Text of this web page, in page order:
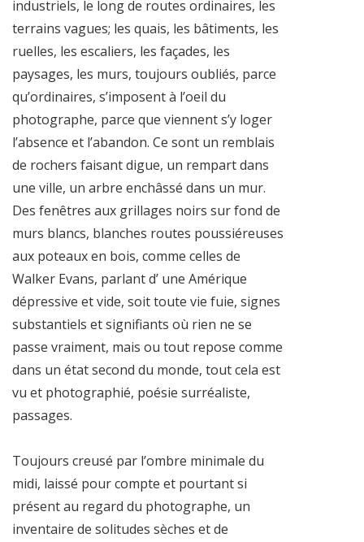
industriels, le long de routes ordinaires, les
terrains vagues; les quais, les bâtiments, les
ruelles, les escaliers, les façades, les
paysages, les murs, toujours oubliés, parce
qu’ordinaires, s’imposent à l’oeil du
photographe, parce que viennent s’y loger
l’absence et l’abandon. Ce sont un remblais
de rochers faisant digue, un rempart dans
une ville, un arbre enchâssé dans un mur.
Des fenêtres aux grillages noirs sur fond de
murs blancs, blanches routes poussiéreuses
aux poteaux en bois, comme celles de
Walker Evans, parlant d’ une Amérique
dépressive et vide, soit toute vie fuie, signes
substantiels et signifiants où rien ne se
passe vraiment, mais ou tout repose comme
dans un état second du monde, tout cela est
vu et photographié, poésie surréaliste,
passages.
Toujours creusé par l’ombre minimale du
midi, laissé pour compte et pourtant si
présent au regard du photographe, un
inventaire de solitudes sèches et de